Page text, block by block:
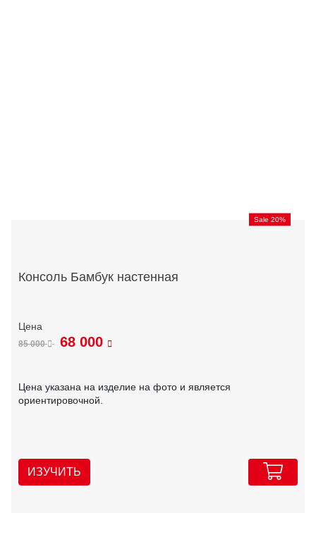
Sale 20%
Консоль Бамбук настенная
85 000 68 000
Цена указана на изделие на фото и является
ориентировочной.
ИЗУЧИТЬ